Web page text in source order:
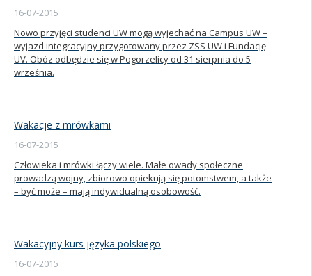
16-07-2015
Nowo przyjęci studenci UW mogą wyjechać na Campus UW –
wyjazd integracyjny przygotowany przez ZSS UW i Fundację
UV. Obóz odbędzie się w Pogorzelicy od 31 sierpnia do 5
września.
Wakacje z mrówkami
16-07-2015
Człowieka i mrówki łączy wiele. Małe owady społeczne
prowadzą wojny, zbiorowo opiekują się potomstwem, a także
– być może – mają indywidualną osobowość.
Wakacyjny kurs języka polskiego
16-07-2015